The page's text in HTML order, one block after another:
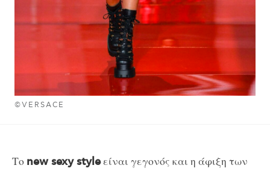
©VERSACE
Το new sexy styleείναι γεγονός και η άφιξη των